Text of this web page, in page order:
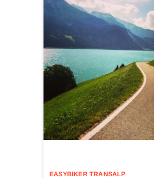
EASYBIKER TRANSALP